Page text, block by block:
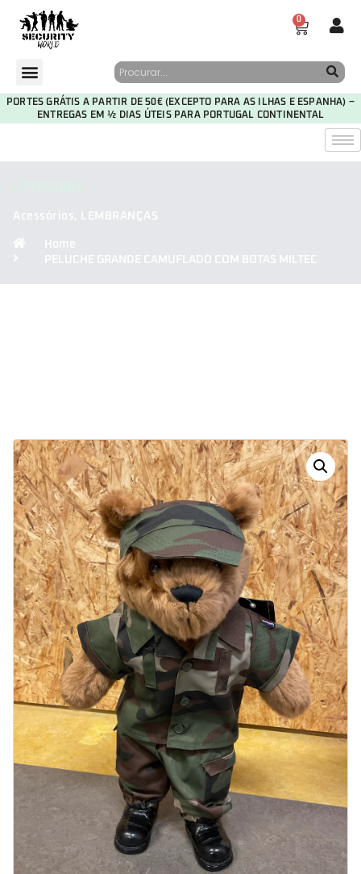
0
PORTES GRÁTIS A PARTIR DE 50€ (EXCEPTO PARA AS ILHAS E ESPANHA) –
ENTREGAS EM ½ DIAS ÚTEIS PARA PORTUGAL CONTINENTAL
Acessórios, LEMBRANÇAS
Home
PELUCHE GRANDE CAMUFLADO COM BOTAS MILTEC